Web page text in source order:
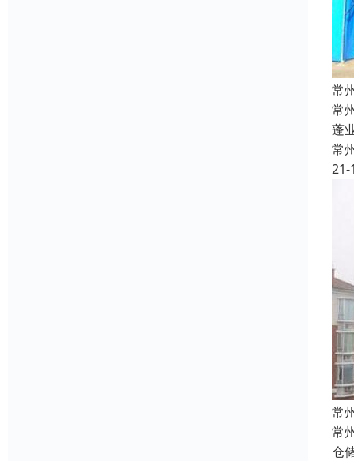
常
常
蓬
常
21-
常
常
仓